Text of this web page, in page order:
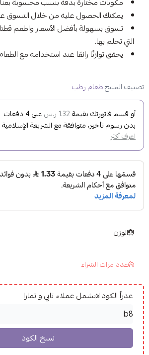
يمكنك الحصول عليه من خلال التسوق
تسوق بسهولة بأفضل الأسعار واطعم
التي تحلم بها.
يحقق توازنًا رائعًا عند استخدامه مع
تصنيف المنتج:طعام رطب
أو قسم فاتورتك بقيمة 1.32 ر.س على4 دفعات
بدون رسوم تأخير، متوافقة مع الشريعة الإسلامية
اعرف أكثر
الوزن
عدد مرات الشراء
عذراً الكود لايشمل عملاء تابي و تمارا